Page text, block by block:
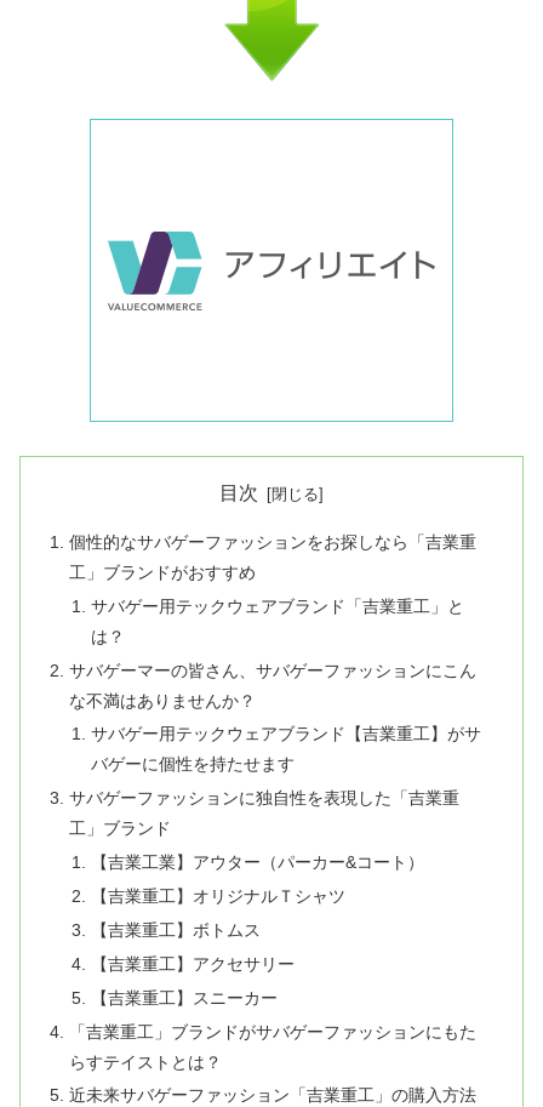
目次
個性的なサバゲーファッションをお探しなら「吉業重
工」ブランドがおすすめ
サバゲー用テックウェアブランド「吉業重工」と
は？
サバゲーマーの皆さん、サバゲーファッションにこん
な不満はありませんか？
サバゲー用テックウェアブランド【吉業重工】がサ
バゲーに個性を持たせます
サバゲーファッションに独自性を表現した「吉業重
工」ブランド
【吉業工業】アウター（パーカー&コート）
【吉業重工】オリジナルＴシャツ
【吉業重工】ボトムス
【吉業重工】アクセサリー
【吉業重工】スニーカー
「吉業重工」ブランドがサバゲーファッションにもた
らすテイストとは？
近未来サバゲーファッション「吉業重工」の購入方法